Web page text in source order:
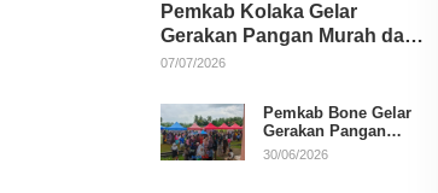
Pemkab Kolaka Gelar
Gerakan Pangan Murah dan
Salurkan Pupuk Organik
07/07/2026
Pemkab Bone Gelar
Gerakan Pangan
Murah, Warga Serbu
30/06/2026